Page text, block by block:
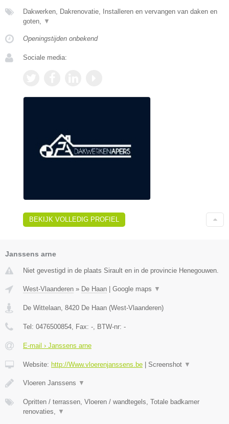
Dakwerken, Dakrenovatie, Installeren en vervangen van daken en
goten, ▼
Openingstijden onbekend
Sociale media:
BEKIJK VOLLEDIG PROFIEL
Janssens arne
Niet gevestigd in de plaats Sirault en in de provincie Henegouwen.
West-Vlaanderen » De Haan Google maps ▼
De Wittelaan 8420 De Haan (West-Vlaanderen)
Tel: 0476500854 , Fax: - , BTW-nr: -
E-mail › Janssens arne
Website: http://Www.vloerenjanssens.be Screenshot ▼
Vloeren Janssens ▼
Opritten / terrassen, Vloeren / wandtegels, Totale badkamer
renovaties,
▼